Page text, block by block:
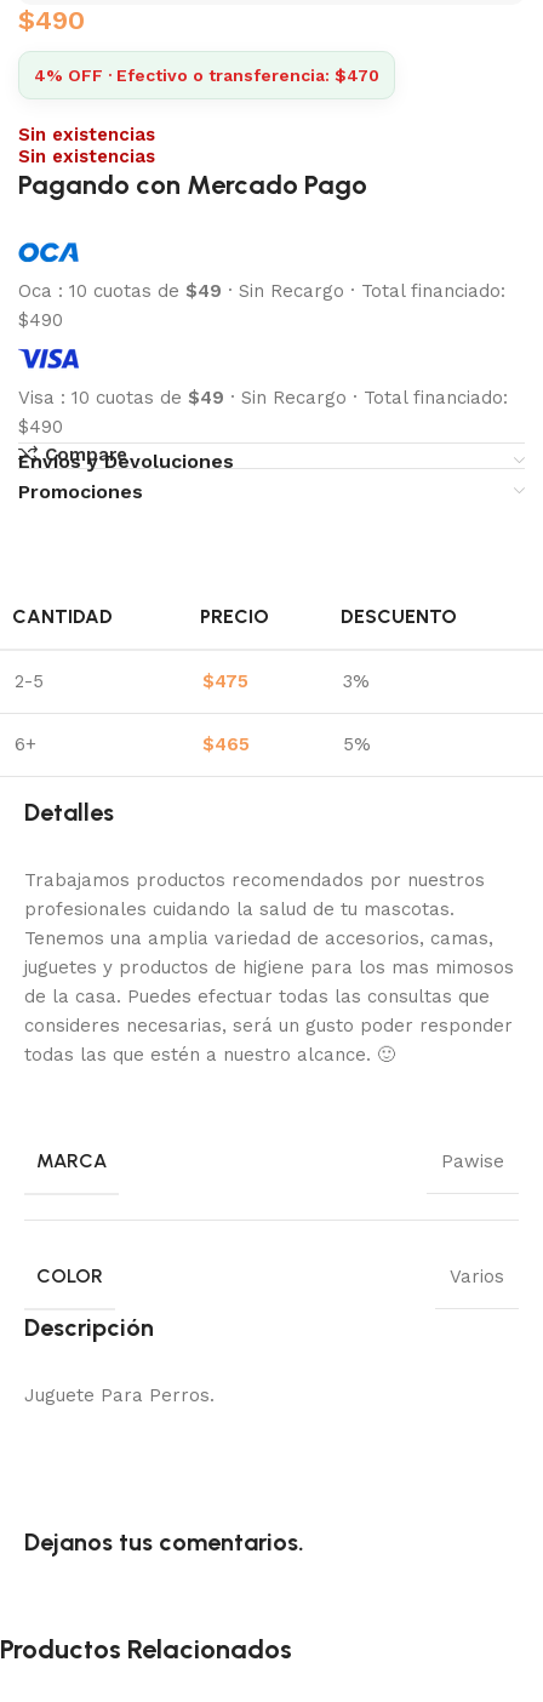
$490
4% OFF · Efectivo o transferencia: $470
Sin existencias
Sin existencias
Pagando con Mercado Pago
Oca : 10 cuotas de $49 · Sin Recargo · Total financiado:
$490
Visa : 10 cuotas de $49 · Sin Recargo · Total financiado:
$490
Compare
Envíos y Devoluciones
Promociones
CANTIDAD PRECIO DESCUENTO
2-5 $475 3%
6+ $465 5%
Detalles
Trabajamos productos recomendados por nuestros
profesionales cuidando la salud de tu mascotas.
Tenemos una amplia variedad de accesorios, camas,
juguetes y productos de higiene para los mas mimosos
de la casa. Puedes efectuar todas las consultas que
consideres necesarias, será un gusto poder responder
todas las que estén a nuestro alcance. 🙂
MARCA Pawise
COLOR Varios
Descripción
Juguete Para Perros.
Dejanos tus comentarios.
Productos Relacionados